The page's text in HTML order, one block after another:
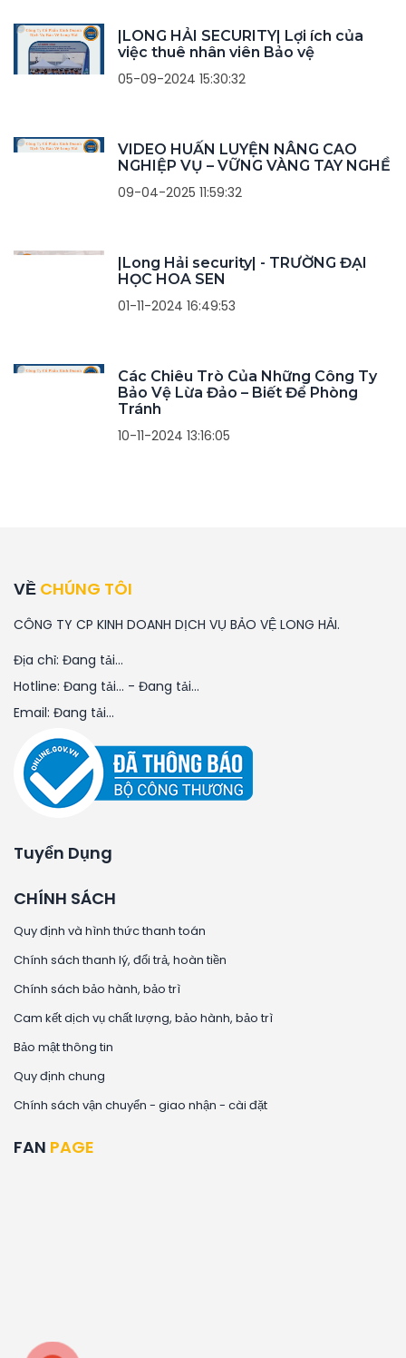
|LONG HẢI SECURITY| Lợi ích của
việc thuê nhân viên Bảo vệ
05-09-2024 15:30:32
VIDEO HUẤN LUYỆN NÂNG CAO
NGHIỆP VỤ – VỮNG VÀNG TAY NGHỀ
09-04-2025 11:59:32
|Long Hải security| - TRƯỜNG ĐẠI
HỌC HOA SEN
01-11-2024 16:49:53
Các Chiêu Trò Của Những Công Ty
Bảo Vệ Lừa Đảo – Biết Để Phòng
Tránh
10-11-2024 13:16:05
VỀ CHÚNG TÔI
CÔNG TY CP KINH DOANH DỊCH VỤ BẢO VỆ LONG HẢI.
Địa chỉ: Đang tải...
Hotline: Đang tải... - Đang tải...
Email: Đang tải...
Tuyển Dụng
CHÍNH SÁCH
Quy định và hình thức thanh toán
Chính sách thanh lý, đổi trả, hoàn tiền
Chính sách bảo hành, bảo trì
Cam kết dịch vụ chất lượng, bảo hành, bảo trì
Bảo mật thông tin
Quy định chung
Chính sách vận chuyển - giao nhận - cài đặt
FAN PAGE